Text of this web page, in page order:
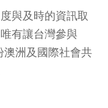
與及時的資訊取
有讓台灣參與
澳洲及國際社會共